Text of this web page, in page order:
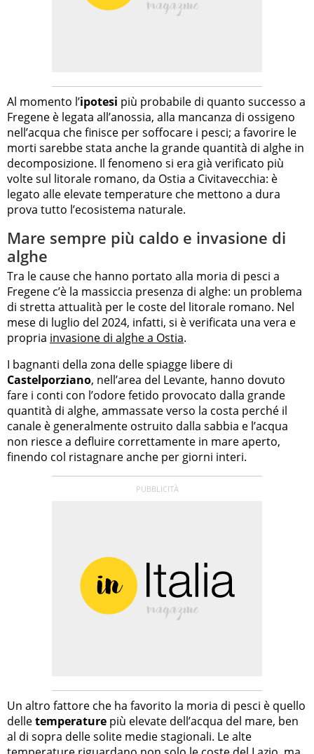
Al momento l’ipotesi più probabile di quanto successo a
Fregene è legata all’anossia, alla mancanza di ossigeno
nell’acqua che finisce per soffocare i pesci; a favorire le
morti sarebbe stata anche la grande quantità di alghe in
decomposizione. Il fenomeno si era già verificato più
volte sul litorale romano, da Ostia a Civitavecchia: è
legato alle elevate temperature che mettono a dura
prova tutto l’ecosistema naturale.
Mare sempre più caldo e invasione di
alghe
Tra le cause che hanno portato alla moria di pesci a
Fregene c’è la massiccia presenza di alghe: un problema
di stretta attualità per le coste del litorale romano. Nel
mese di luglio del 2024, infatti, si è verificata una vera e
propria invasione di alghe a Ostia.
I bagnanti della zona delle spiagge libere di
Castelporziano, nell’area del Levante, hanno dovuto
fare i conti con l’odore fetido provocato dalla grande
quantità di alghe, ammassate verso la costa perché il
canale è generalmente ostruito dalla sabbia e l’acqua
non riesce a defluire correttamente in mare aperto,
finendo col ristagnare anche per giorni interi.
Un altro fattore che ha favorito la moria di pesci è quello
delletemperature più elevate dell’acqua del mare, ben
al di sopra delle solite medie stagionali. Le alte